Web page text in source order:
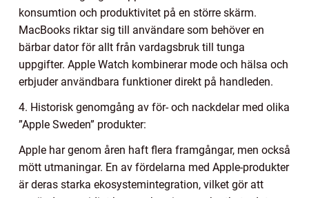
konsumtion och produktivitet på en större skärm.
MacBooks riktar sig till användare som behöver en
bärbar dator för allt från vardagsbruk till tunga
uppgifter. Apple Watch kombinerar mode och hälsa och
erbjuder användbara funktioner direkt på handleden.
4. Historisk genomgång av för- och nackdelar med olika
”Apple Sweden” produkter:
Apple har genom åren haft flera framgångar, men också
mött utmaningar. En av fördelarna med Apple-produkter
är deras starka ekosystemintegration, vilket gör att